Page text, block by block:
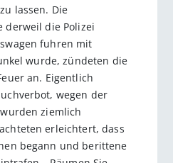
lassen. Die
derweil die Polizei
fuhren mit
wurde, zündeten die
an. Eigentlich
wegen der
ziemlich
erleichtert, dass
begann und berittene